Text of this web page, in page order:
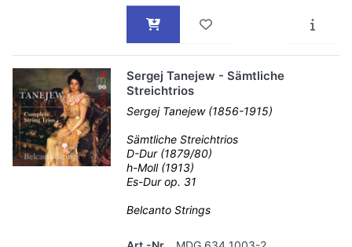
Sergej Tanejew - Sämtliche
Streichtrios
Sergej Tanejew (1856-1915)
Sämtliche Streichtrios
D-Dur (1879/80)
h-Moll (1913)
Es-Dur op. 31
Belcanto Strings